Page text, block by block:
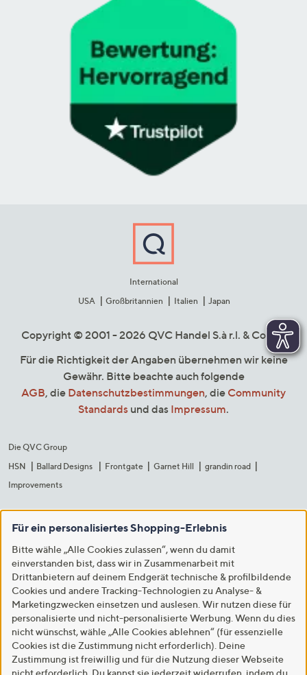
International
USA
Großbritannien Italien Japan
Copyright © 2001 - 2026 QVC Handel S.à r.l. & Co. KG
Für die Richtigkeit der Angaben übernehmen wir keine
Gewähr. Bitte beachte auch folgende
AGB, die Datenschutzbestimmungen, die Community
Standards und das Impressum.
Die QVC Group
HSN
Ballard Designs Frontgate Garnet Hill
grandin road
Improvements
Für ein personalisiertes Shopping-Erlebnis
Bitte wähle „Alle Cookies zulassen“, wenn du damit
einverstanden bist, dass wir in Zusammenarbeit mit
Drittanbietern auf deinem Endgerät technische & profilbildende
Cookies und andere Tracking-Technologien zu Analyse- &
Marketingzwecken einsetzen und auslesen. Wir nutzen diese für
personalisierte und nicht-personalisierte Werbung. Wenn du dies
nicht wünschst, wähle „Alle Cookies ablehnen“ (für essenzielle
Cookies ist die Zustimmung nicht erforderlich). Deine
Zustimmung ist freiwillig und für die Nutzung dieser Webseite
nicht erforderlich. Du kannst sie jederzeit widerrufen, indem du